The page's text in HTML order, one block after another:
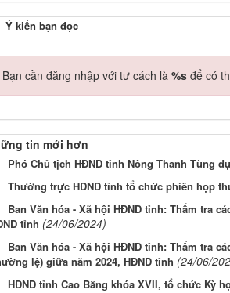
Ý kiến bạn đọc
Bạn cần đăng nhập với tư cách là %s để có
tin mới hơn
Phó Chủ tịch HĐND tỉnh Nông Thanh Tùng
Thường trực HĐND tỉnh tổ chức phiên họp
Ban Văn hóa - Xã hội HĐND tỉnh: Thẩm tra
tỉnh (24/06/2024)
Ban Văn hóa - Xã hội HĐND tỉnh: Thẩm tra
lệ) giữa năm 2024, HĐND tỉnh (24/06/
HĐND tỉnh Cao Bằng khóa XVII, tổ chức Kỳ